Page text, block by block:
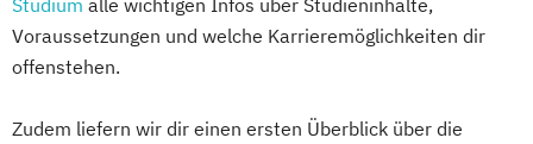
Studium alle wichtigen Infos über Studieninhalte,
Voraussetzungen und welche Karrieremöglichkeiten dir
offenstehen.
Zudem liefern wir dir einen ersten Überblick über die